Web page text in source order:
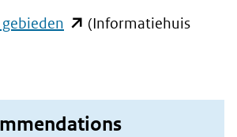
(opent
venster)
(verwijst
(Informatiehuis